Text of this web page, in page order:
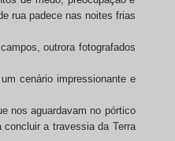
rua padece nas noites frias
outrora fotografados
cenário impressionante e
nos aguardavam no pórtico
a travessia da Terra